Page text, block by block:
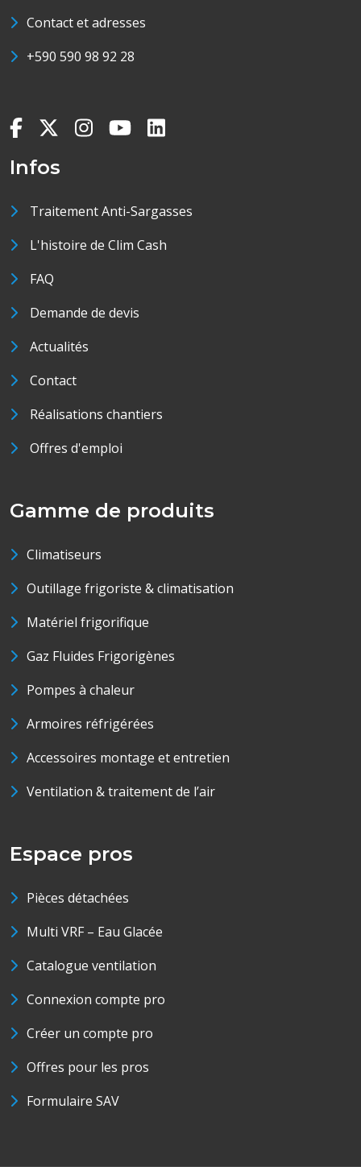
Contact et adresses
+590 590 98 92 28
Infos
Traitement Anti-Sargasses
L'histoire de Clim Cash
FAQ
Demande de devis
Actualités
Contact
Réalisations chantiers
Offres d'emploi
Gamme de produits
Climatiseurs
Outillage frigoriste & climatisation
Matériel frigorifique
Gaz Fluides Frigorigènes
Pompes à chaleur
Armoires réfrigérées
Accessoires montage et entretien
Ventilation & traitement de l’air
Espace pros
Pièces détachées
Multi VRF – Eau Glacée
Catalogue ventilation
Connexion compte pro
Créer un compte pro
Offres pour les pros
Formulaire SAV